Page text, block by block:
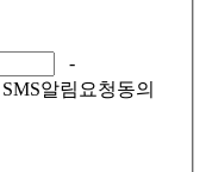
-
SMS알림요청동의